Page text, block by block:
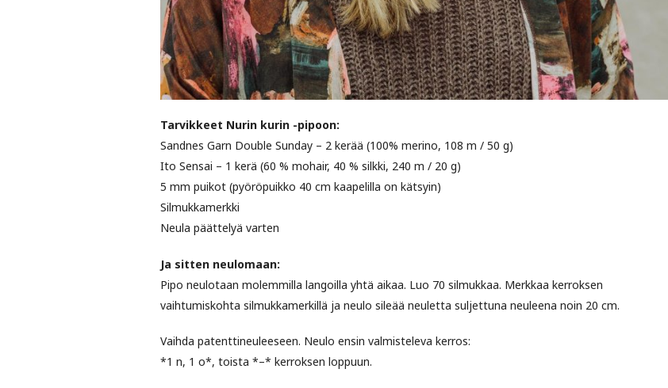
Tarvikkeet Nurin kurin -pipoon:
Sandnes Garn Double Sunday – 2 kerää (100% merino, 108 m / 50 g)
Ito Sensai – 1 kerä (60 % mohair, 40 % silkki, 240 m / 20 g)
5 mm puikot (pyöröpuikko 40 cm kaapelilla on kätsyin)
Silmukkamerkki
Neula päättelyä varten
Ja sitten neulomaan:
Pipo neulotaan molemmilla langoilla yhtä aikaa. Luo 70 silmukkaa. Merkkaa kerroksen
vaihtumiskohta silmukkamerkillä ja neulo sileää neuletta suljettuna neuleena noin 20 cm.
Vaihda patenttineuleeseen. Neulo ensin valmisteleva kerros:
*1 n, 1 o*, toista *–* kerroksen loppuun.